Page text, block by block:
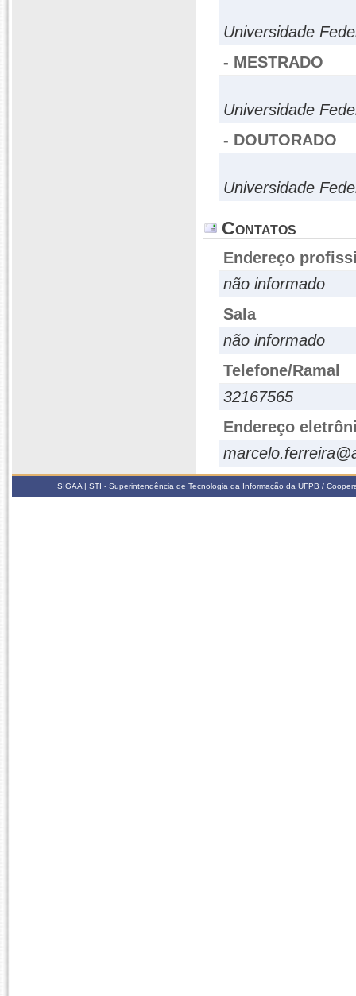
Universidade
- MESTRADO
Universidade
- DOUTORADO
Universidade
Contatos
Endereço
não informado
Sala
não informado
Telefone/Ramal
32167565
Endereço
SIGAA | STI - Superintendência de Tecnologia da Informação da UFPB /